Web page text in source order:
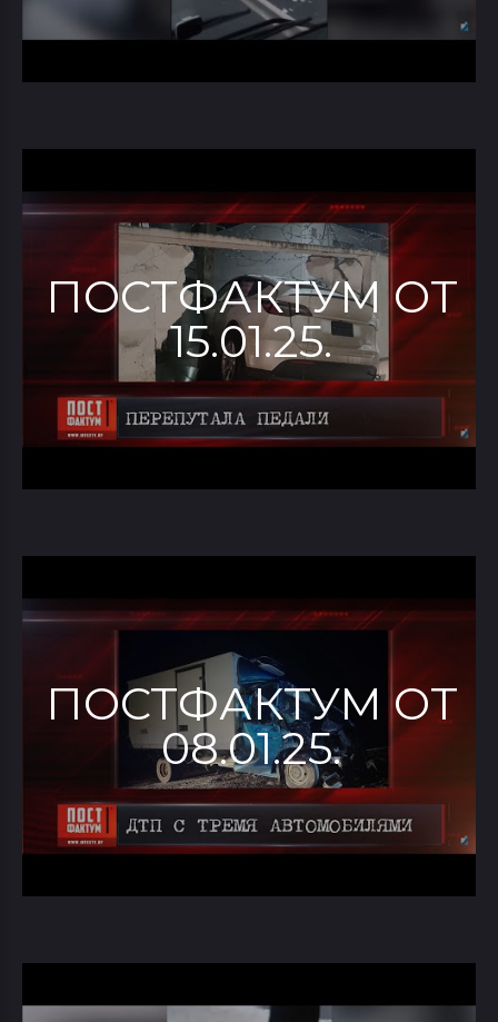
ПОСТФАКТУМ ОТ
15.01.25.
ПОСТФАКТУМ ОТ
08.01.25.